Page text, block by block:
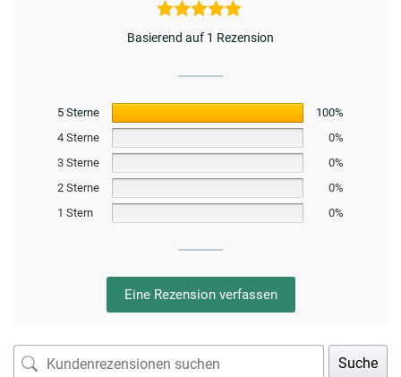
Basierend auf 1 Rezension
5 Sterne
100%
4 Sterne
0%
3 Sterne
0%
2 Sterne
0%
1 Stern
0%
Eine Rezension verfassen
Suche